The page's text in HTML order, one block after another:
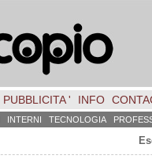
PUBBLICITA ' INFO
INTERNI TECNOLOGIA